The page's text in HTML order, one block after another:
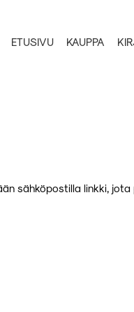
ETUSIVU KAUPPA
sähköpostilla linkki,